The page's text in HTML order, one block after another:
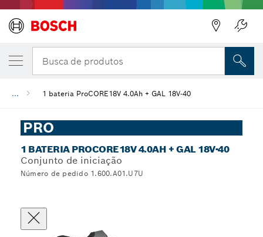
Busca de produtos
... 1 bateria ProCORE18V 4.0Ah + GAL 18V-40
PRO
1 BATERIA PROCORE18V 4.0AH + GAL 18V-40
Conjunto de iniciação
Número de pedido 1.600.A01.U7U